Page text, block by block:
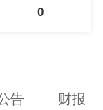
0
告 财报